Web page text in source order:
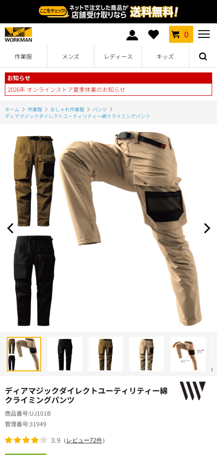
0
作業服 メンズ レディース キッズ
お知らせ
2026年 オンラインストア夏季休業のお知らせ
ホーム 作業服 おしゃれ作業服
パンツ
ディアマジックダイレクトユーティリティー綿クライミングパンツ
ディアマジックダイレクトユーティリティー綿
クライミングパンツ
商品番号 UJ101B
管理番号31949
3.9 （レビュー72件）